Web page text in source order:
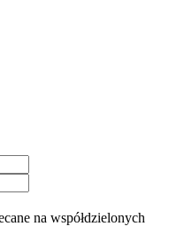
na współdzielonych